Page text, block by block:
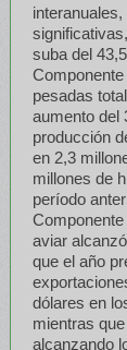
suba del
pesadas
aumento del
producción
en 2,3
millones de
período
aviar
que el año
dólares en
mientras
alcanzando